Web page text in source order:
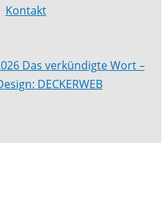
Kontakt
Das verkündigte Wort –
DECKERWEB